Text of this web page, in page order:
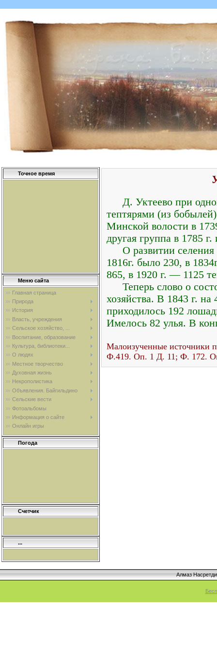
Точное время
Меню сайта
Главная страница
Природа
История
Власть, учреждения
Сельское хозяйство, ...
Воспитание, образование
Культура, библиотеки...
О людях
Местное творчество
Духовная жизнь
Некрополистика
Объявления. Байгильдино
Сельские вести
Фотоальбомы
Информация о сайте
Онлайн игры
Погода
Счетчик
...
Д. Уктеево при
тептярями (из
Минской волости в
другая группа в 1785
О развитии
1816г. было 230, в
865, в 1920 г. — 1125
Теперь слово о
хозяйства. В 1843 г. на
приходилось 192
Имелось 82 улья. В
Малоизученные
Ф.419. Оп. 1 Д. 11; Ф. 172.
Алмаз